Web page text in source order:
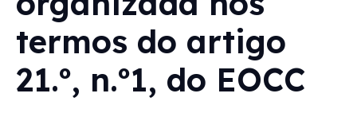
termos do artigo
21.º, n.º1, do EOCC